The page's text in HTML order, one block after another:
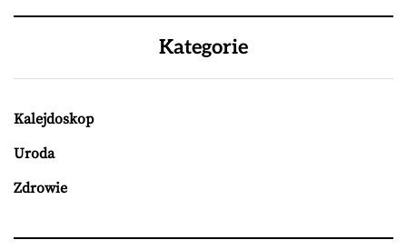
Kategorie
Kalejdoskop
Uroda
Zdrowie